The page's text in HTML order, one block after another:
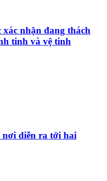
nhận đang thách
tinh và vệ tinh
nơi diễn ra tới hai